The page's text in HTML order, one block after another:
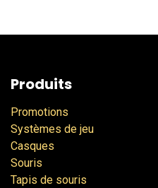
Produits
Promotions
Systèmes de jeu
Casques
Souris
Tapis de souris